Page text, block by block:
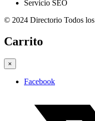
Servicio SEO
© 2024 Directorio Todos los
Carrito
×
Facebook